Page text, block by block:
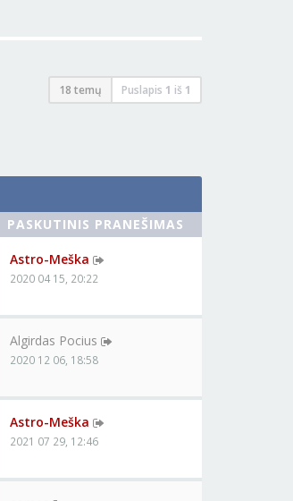
18 temų Puslapis 1 iš 1
PASKUTINIS PRANEŠIMAS
Astro-Meška
2020 04 15, 20:22
Algirdas Pocius
2020 12 06, 18:58
Astro-Meška
2021 07 29, 12:46